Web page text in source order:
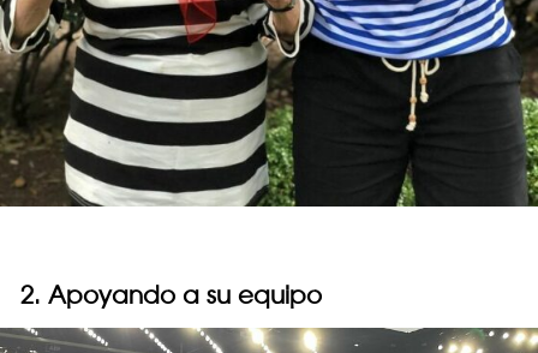
2. Apoyando a su equipo